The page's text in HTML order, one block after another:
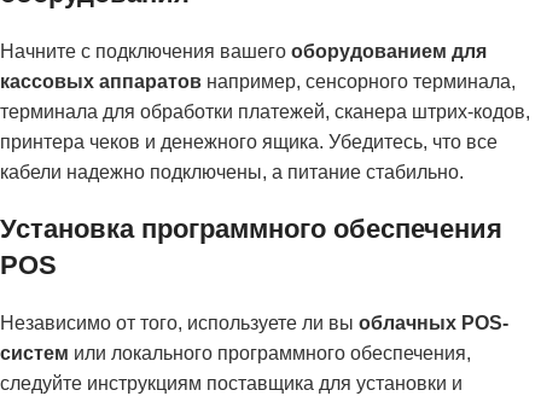
Начните с подключения вашего оборудованием для
кассовых аппаратов например, сенсорного терминала,
терминала для обработки платежей, сканера штрих-кодов,
принтера чеков и денежного ящика. Убедитесь, что все
кабели надежно подключены, а питание стабильно.
Установка программного обеспечения
POS
Независимо от того, используете ли вы облачных POS-
систем или локального программного обеспечения,
следуйте инструкциям поставщика для установки и